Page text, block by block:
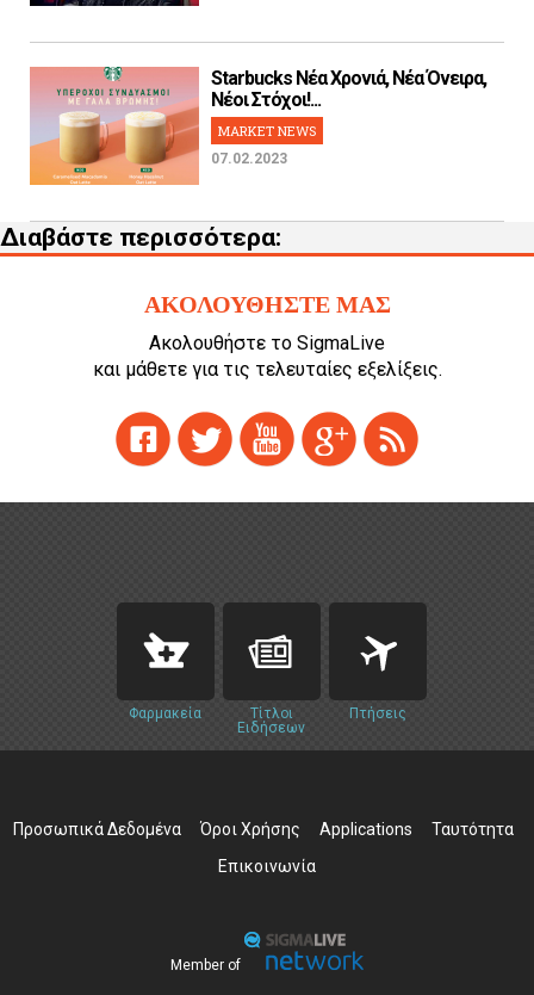
Starbucks Νέα Χρονιά, Νέα Όνειρα,
Νέοι Στόχοι!...
MARKET NEWS
07.02.2023
Διαβάστε περισσότερα:
ΑΚΟΛΟΥΘΗΣΤΕ ΜΑΣ
Ακολουθήστε το SigmaLive
και μάθετε για τις τελευταίες εξελίξεις.
Φαρμακεία
Τίτλοι
Ειδήσεων
Πτήσεις
Προσωπικά Δεδομένα Όροι Χρήσης Applications
Ταυτότητα
Επικοινωνία
Member of